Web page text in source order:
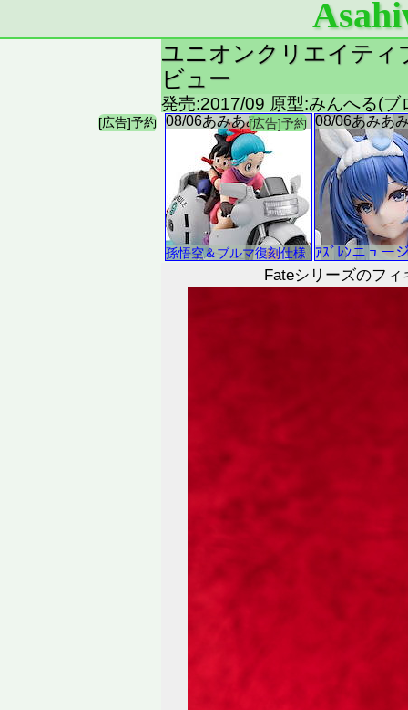
ユニオンクリエイティ
ビュー
発売:2017/09 原型:みんへる(
Fateシリーズのフ